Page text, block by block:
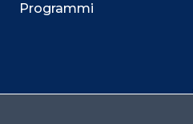
Programmi